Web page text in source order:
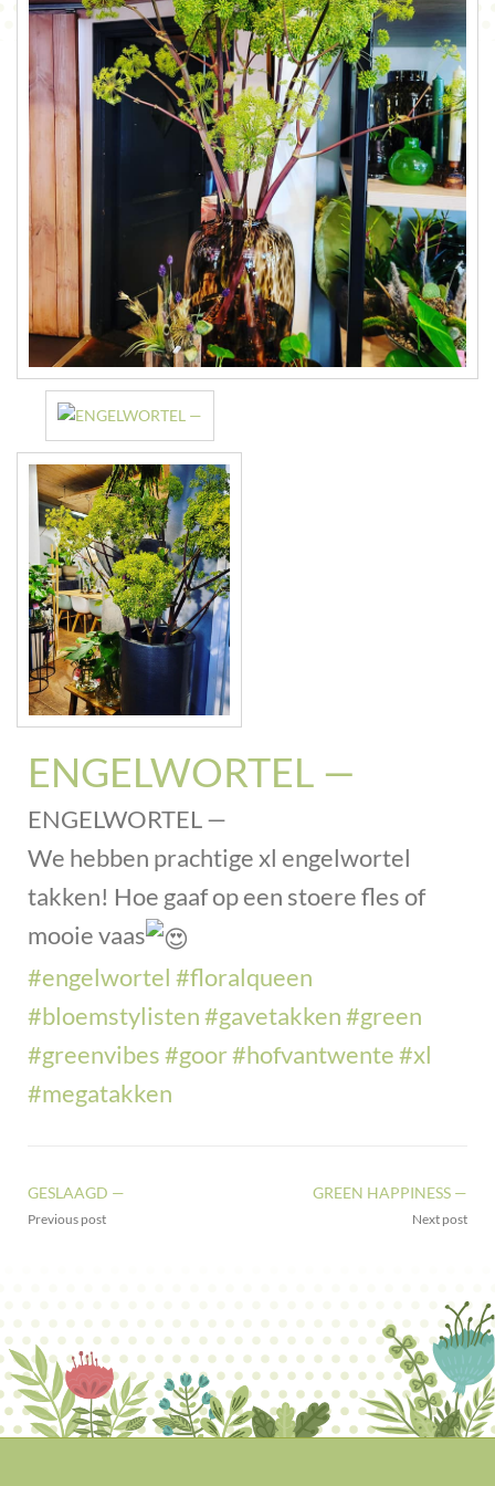
ENGELWORTEL —
ENGELWORTEL —
We hebben prachtige xl engelwortel
takken! Hoe gaaf op een stoere fles of
mooie vaas
#engelwortel #floralqueen
#bloemstylisten#gavetakken#green
#greenvibes#goor#hofvantwente#xl
#megatakken
GESLAAGD —
Previous post
GREEN HAPPINESS —
Next post
CONTACT